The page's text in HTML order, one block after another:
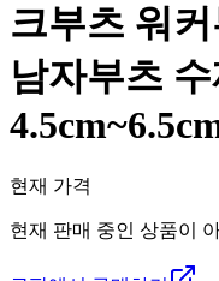
크부츠 워
남자부츠
현재 가격
현재 판매 중인 상품이